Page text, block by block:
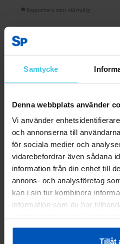
Samtycke
Denna webbplats använder
Vi använder
och annonserna till
för sociala medier och
vidarebefordrar även sådana
information från din enhet till
annons- och analysföretag
kan i sin tur kombinera
information som du har
Tillåt
Rapportera som olämplig
detta
hjälp?
4
Christer D.
Riktigt nöjd! Lätt att pumpa upp
Stänker dock in lite vatten, så
innan ihop packning.
Inga mängder men vatten
Ett minus är att jag slår i handen/
paddeln. Men kan Vara en